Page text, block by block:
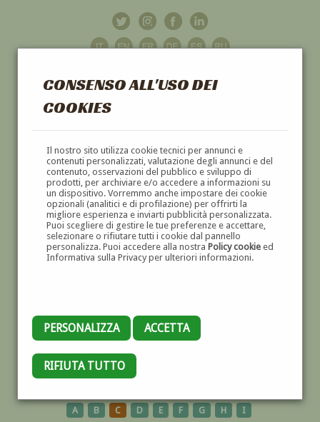
CONSENSO ALL'USO DEI
COOKIES
Il nostro sito utilizza cookie tecnici per annunci e
contenuti personalizzati, valutazione degli annunci e del
contenuto, osservazioni del pubblico e sviluppo di
prodotti, per archiviare e/o accedere a informazioni su
un dispositivo. Vorremmo anche impostare dei cookie
opzionali (analitici e di profilazione) per offrirti la
migliore esperienza e inviarti pubblicità personalizzata.
Puoi scegliere di gestire le tue preferenze e accettare,
selezionare o rifiutare tutti i cookie dal pannello
personalizza. Puoi accedere alla nostra Policy cookieed
Informativa sulla Privacy per ulteriori informazioni.
PERSONALIZZA ACCETTA
RIFIUTA TUTTO
GALLERIAD'ARTE
DIPINTI E SCULTURE '800 E '900
AUTORI
A B C D E F G H I